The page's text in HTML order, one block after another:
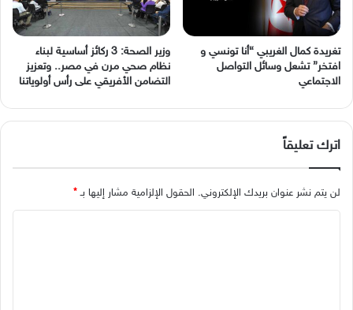
‬الاجتماعي
وزير الصحة: 3 ركائز أساسية لبناء
نظام صحي مرن في مصر.. وتعزيز
التضامن الأفريقي على رأس أولوياتنا
اترك تعليقاً
لن يتم نشر عنوان بريدك الإلكتروني. الحقول الإلزامية مشار إليها بـ*